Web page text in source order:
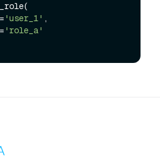
'user_1' ,
'role_a'